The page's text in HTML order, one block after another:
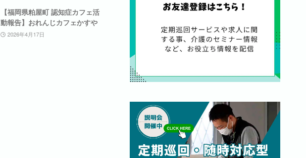
【福岡県粕屋町 認知症カフェ活
動報告】おれんじカフェかすや
2026年4月17日